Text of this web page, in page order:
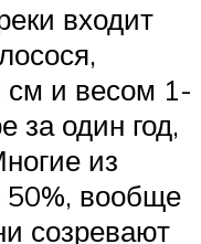
входит
и весом 1-
за один год,
из
50%, вообще
созревают